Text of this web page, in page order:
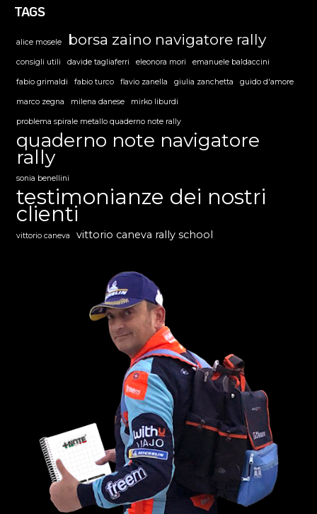
TAGS
alice mosele borsa zaino navigatore rally
consigli utili davide tagliaferri eleonora mori emanuele baldaccini
fabio grimaldi fabio turco flavio zanella giulia zanchetta guido d'amore
marco zegna milena danese mirko liburdi
problema spirale metallo quaderno note rally
quaderno note navigatore
rally
sonia benellini
testimonianze dei nostri
clienti
vittorio caneva vittorio caneva rally school